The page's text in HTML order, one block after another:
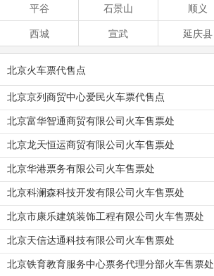
平谷
石景山 顺义
西城
宣武 延庆县
北京火车票代售点
北京京列商贸中心爱民火车票代售点
北京富华智通商贸有限公司火车售票处
北京龙天恒运商贸有限公司火车售票处
北京华港票务有限公司火车售票处
北京科澜森科技开发有限公司火车售票处
北京市康乐建筑装饰工程有限公司火车售票处
北京天信达通科技有限公司火车售票处
北京铁育教育服务中心票务代理分部火车售票处